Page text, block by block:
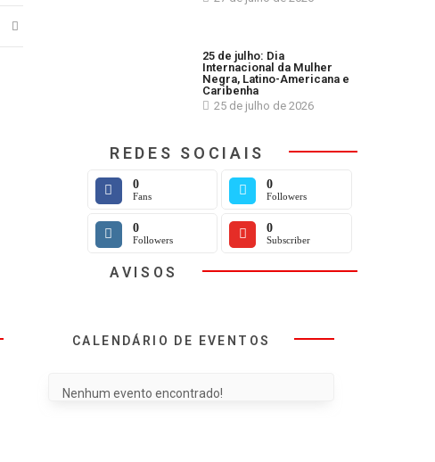
25 de julho: Dia
Internacional da Mulher
Negra, Latino-Americana e
Caribenha
25 de julho de 2026
REDES SOCIAIS
0
Fans
0
Followers
0
Followers
0
Subscriber
AVISOS
CALENDÁRIO DE EVENTOS
Nenhum evento encontrado!